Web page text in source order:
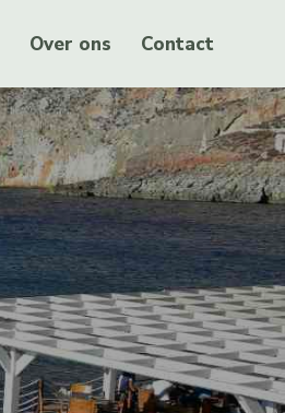
Over ons Contact